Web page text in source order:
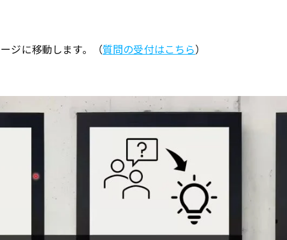
ジに移動します。（質問の受付はこちら）